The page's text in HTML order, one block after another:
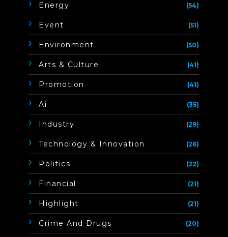
Energy (54)
Event (51)
Environment (50)
Arts & Culture (41)
Promotion (41)
Ai (35)
Industry (29)
Technology & Innovation (26)
Politics (22)
Financial (21)
Highlight (21)
Crime And Drugs (20)